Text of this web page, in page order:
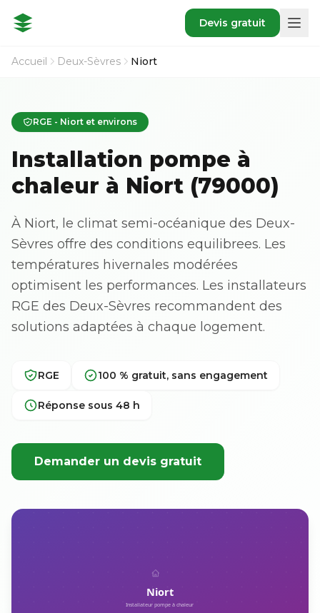
Devis gratuit
Accueil Deux-Sèvres Niort
RGE - Niort et environs
Installation pompe à
chaleur à Niort (79000)
À Niort, le climat semi-océanique des Deux-
Sèvres offre des conditions equilibrees. Les
températures hivernales modérées
optimisent les performances. Les installateurs
RGE des Deux-Sèvres recommandent des
solutions adaptées à chaque logement.
RGE 100 % gratuit, sans engagement
Réponse sous 48 h
Demander un devis gratuit